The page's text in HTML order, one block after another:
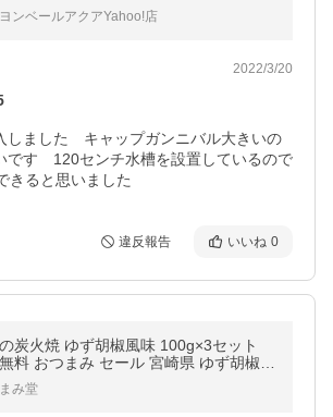
ンベールアクアYahoo!店
2022/3/20
しました　キャップガンニバル大きいの
です　120センチ水槽を設置しているので
きると思いました
違反報告 いいね 0
炭火焼 ゆず胡椒風味 100g×3セット
料 おつまみ セール 宮崎県 ゆず胡椒
訳あり 土産 珍味 備蓄 うま味 [メール
み堂